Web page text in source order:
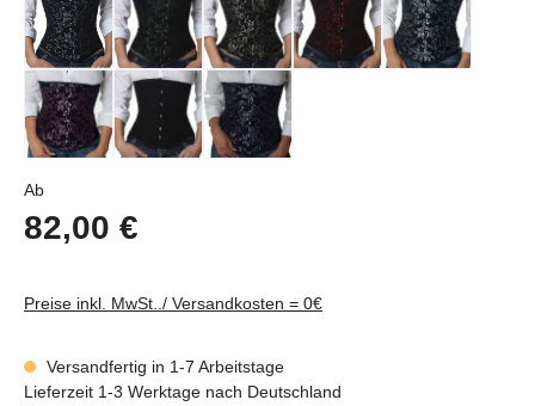
AbRegulärer Preis:
82,00 €
Preise inkl. MwSt../ Versandkosten = 0€
Versandfertig in 1-7 Arbeitstage
Lieferzeit 1-3 Werktage nach Deutschland